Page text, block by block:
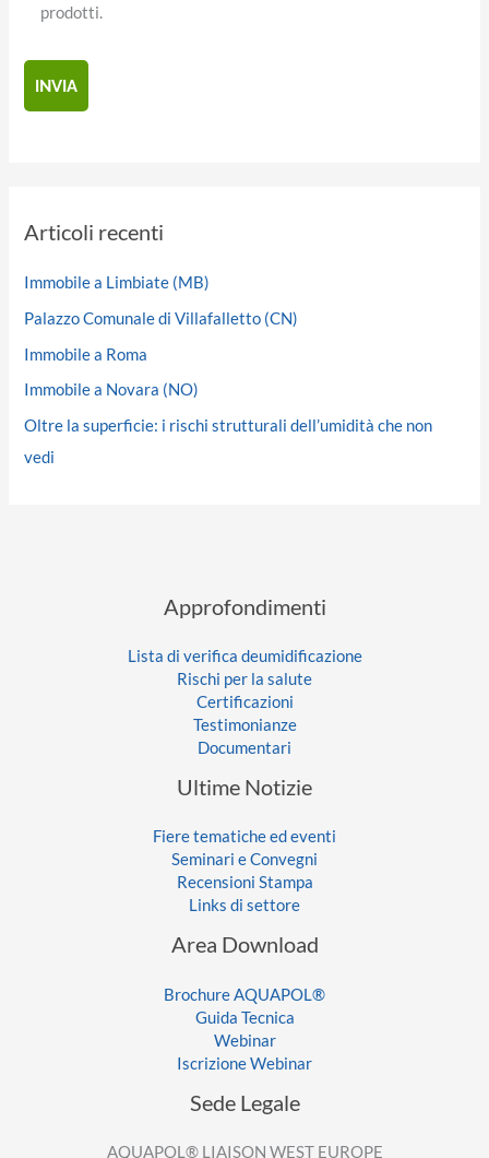
prodotti.
Articoli recenti
Immobile a Limbiate (MB)
Palazzo Comunale di Villafalletto (CN)
Immobile a Roma
Immobile a Novara (NO)
Oltre la superficie: i rischi strutturali dell’umidità che non
vedi
Approfondimenti
Lista di verifica deumidificazione
Rischi per la salute
Certificazioni
Testimonianze
Documentari
Ultime Notizie
Fiere tematiche ed eventi
Seminari e Convegni
Recensioni Stampa
Links di settore
Area Download
Brochure AQUAPOL®
Guida Tecnica
Webinar
Iscrizione Webinar
Sede Legale
AQUAPOL® LIAISON WEST EUROPE